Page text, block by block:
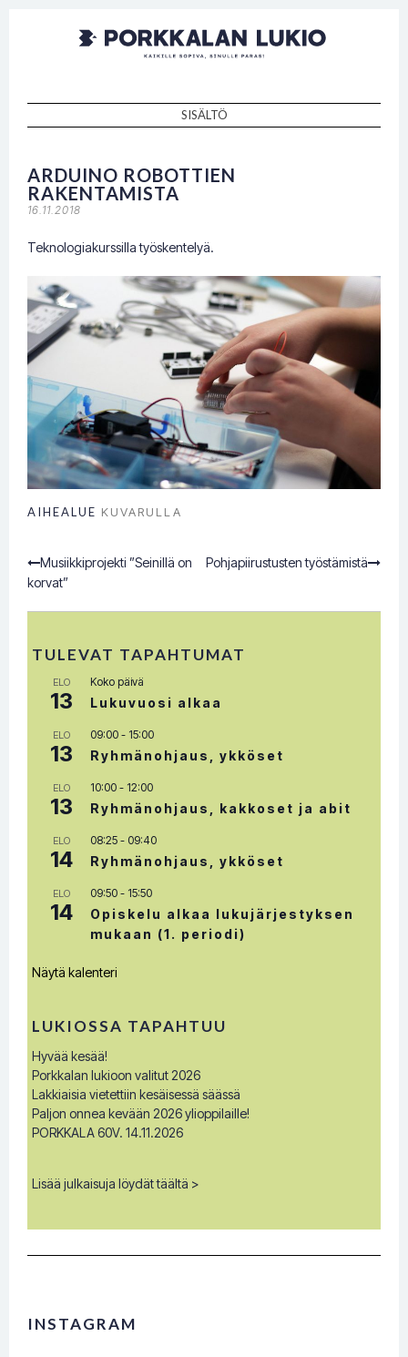
Porkkalan
lukio
Kaikille sopiva, sinulle paras!
SISÄLTÖ
ARDUINO ROBOTTIEN
RAKENTAMISTA
16.11.2018
Teknologiakurssilla työskentelyä.
AIHEALUE KUVARULLA
Post
navigation
Pohjapiirustusten työstämistä
Musiikkiprojekti ”Seinillä on
korvat”
TULEVAT TAPAHTUMAT
ELO
13
Koko päivä
Lukuvuosi alkaa
ELO
13
09:00 - 15:00
Ryhmänohjaus, ykköset
ELO
13
10:00 - 12:00
Ryhmänohjaus, kakkoset ja abit
ELO
14
08:25 - 09:40
Ryhmänohjaus, ykköset
ELO
14
09:50 - 15:50
Opiskelu alkaa lukujärjestyksen
mukaan (1. periodi)
Näytä kalenteri
LUKIOSSA TAPAHTUU
Hyvää kesää!
Porkkalan lukioon valitut 2026
Lakkiaisia vietettiin kesäisessä säässä
Paljon onnea kevään 2026 ylioppilaille!
PORKKALA 60V. 14.11.2026
Lisää julkaisuja löydät täältä >
INSTAGRAM